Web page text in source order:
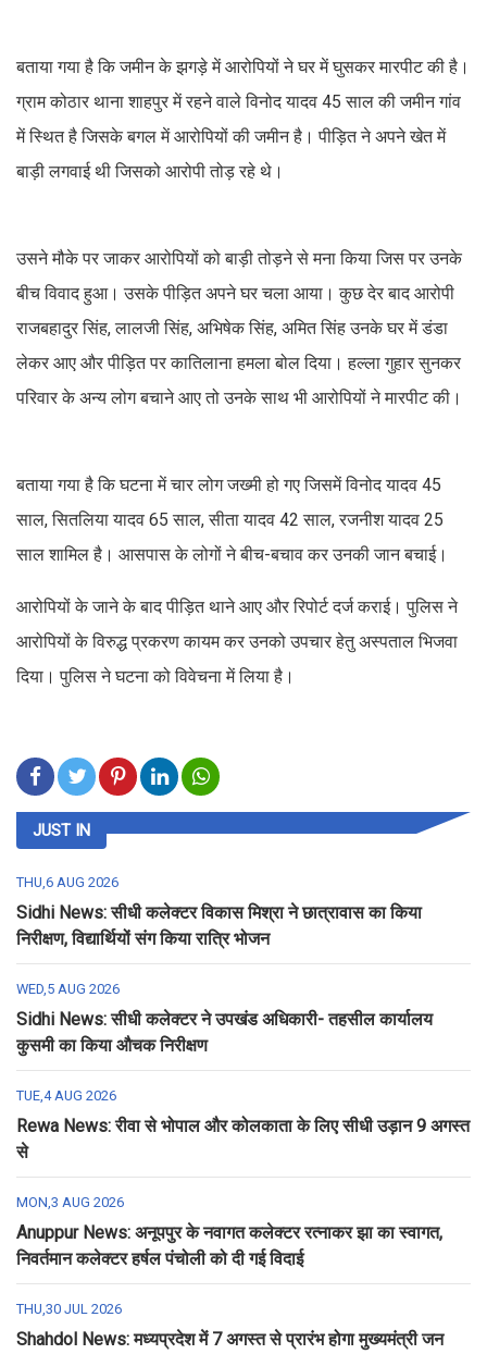
बताया गया है कि जमीन के झगड़े में आरोपियों ने घर में घुसकर मारपीट की है।
ग्राम कोठार थाना शाहपुर में रहने वाले विनोद यादव 45 साल की जमीन गांव
में स्थित है जिसके बगल में आरोपियों की जमीन है। पीड़ित ने अपने खेत में
बाड़ी लगवाई थी जिसको आरोपी तोड़ रहे थे।
उसने मौके पर जाकर आरोपियों को बाड़ी तोड़ने से मना किया जिस पर उनके
बीच विवाद हुआ। उसके पीड़ित अपने घर चला आया। कुछ देर बाद आरोपी
राजबहादुर सिंह, लालजी सिंह, अभिषेक सिंह, अमित सिंह उनके घर में डंडा
लेकर आए और पीड़ित पर कातिलाना हमला बोल दिया। हल्ला गुहार सुनकर
परिवार के अन्य लोग बचाने आए तो उनके साथ भी आरोपियों ने मारपीट की।
बताया गया है कि घटना में चार लोग जख्मी हो गए जिसमें विनोद यादव 45
साल, सितलिया यादव 65 साल, सीता यादव 42 साल, रजनीश यादव 25
साल शामिल है। आसपास के लोगों ने बीच-बचाव कर उनकी जान बचाई।
आरोपियों के जाने के बाद पीड़ित थाने आए और रिपोर्ट दर्ज कराई। पुलिस ने
आरोपियों के विरुद्ध प्रकरण कायम कर उनको उपचार हेतु अस्पताल भिजवा
दिया। पुलिस ने घटना को विवेचना में लिया है।
JUST IN
THU,6 AUG 2026
Sidhi News: सीधी कलेक्टर विकास मिश्रा ने छात्रावास का किया
निरीक्षण, विद्यार्थियों संग किया रात्रि भोजन
WED,5 AUG 2026
Sidhi News: सीधी कलेक्टर ने उपखंड अधिकारी- तहसील कार्यालय
कुसमी का किया औचक निरीक्षण
TUE,4 AUG 2026
Rewa News: रीवा से भोपाल और कोलकाता के लिए सीधी उड़ान 9 अगस्त
से
MON,3 AUG 2026
Anuppur News: अनूपपुर के नवागत कलेक्टर रत्नाकर झा का स्वागत,
निवर्तमान कलेक्टर हर्षल पंचोली को दी गई विदाई
THU,30 JUL 2026
Shahdol News: मध्यप्रदेश में 7 अगस्त से प्रारंभ होगा मुख्यमंत्री जन